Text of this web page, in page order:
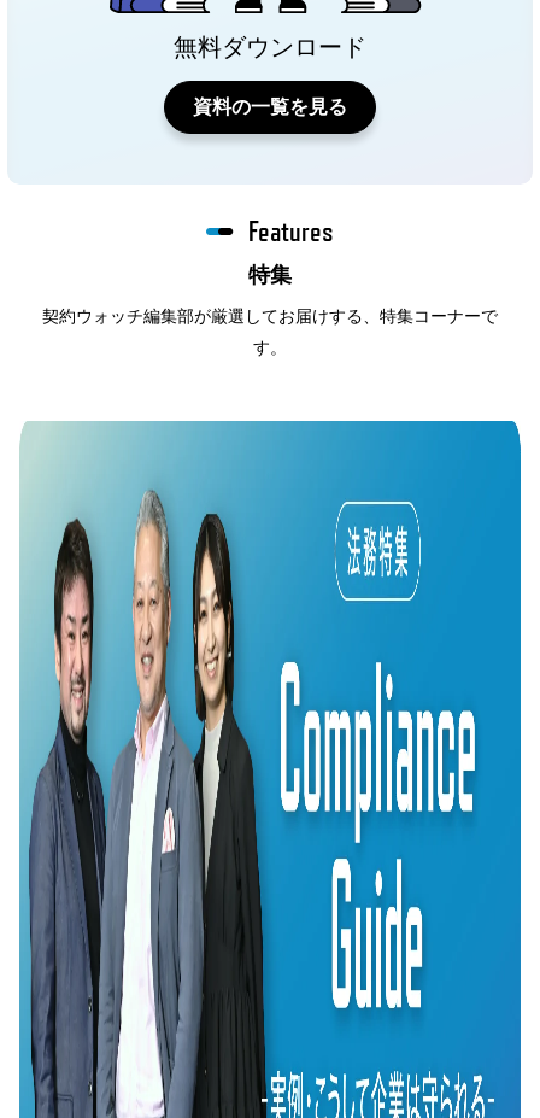
無料ダウンロード
資料の一覧を見る
特集
Features
契約ウォッチ編集部が厳選してお届けする、特集コーナーで
す。